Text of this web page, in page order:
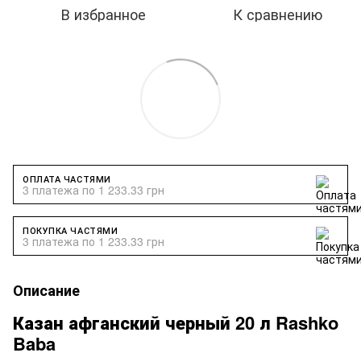
В избранное К сравнению
ОПЛАТА ЧАСТЯМИ
3 платежа по 1 233.33 грн
ПОКУПКА ЧАСТЯМИ
3 платежа по 1 233.33 грн
Описание
Казан афганский черный 20 л Rashko
Baba